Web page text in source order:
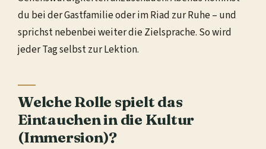
du bei der Gastfamilie oder im Riad zur Ruhe – und
sprichst nebenbei weiter die Zielsprache. So wird
jeder Tag selbst zur Lektion.
Welche Rolle spielt das
Eintauchen in die Kultur
(Immersion)?